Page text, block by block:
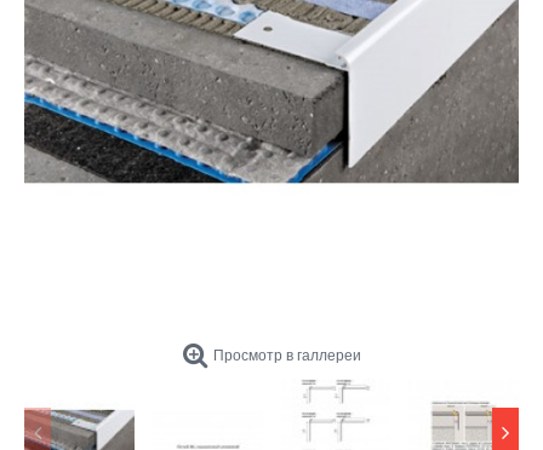
Просмотр в галлереи